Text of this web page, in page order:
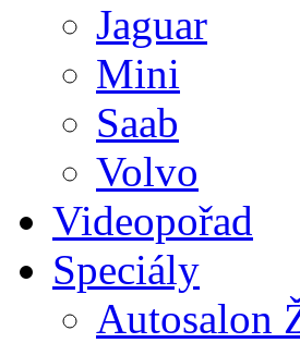
Jaguar
Mini
Saab
Volvo
Videopořad
Speciály
Autosalon